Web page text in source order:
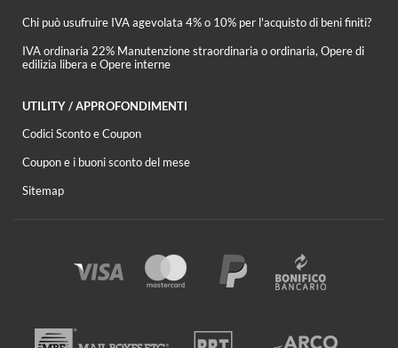
Chi può usufruire IVA agevolata 4% o 10% per l'acquisto di beni finiti?
IVA ordinaria 22% Manutenzione straordinaria o ordinaria, Opere di
edilizia libera e Opere interne
UTILITY / APPROFONDIMENTI
Codici Sconto e Coupon
Coupon e i buoni sconto del mese
Sitemap